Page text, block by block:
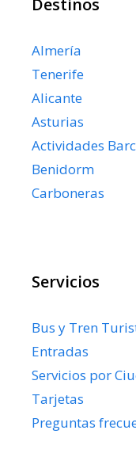
Almería
Tenerife
Alicante
Asturias
Actividades
Benidorm
Carboneras
Servicios
Bus y Tren
Entradas
Servicios por
Tarjetas
Preguntas